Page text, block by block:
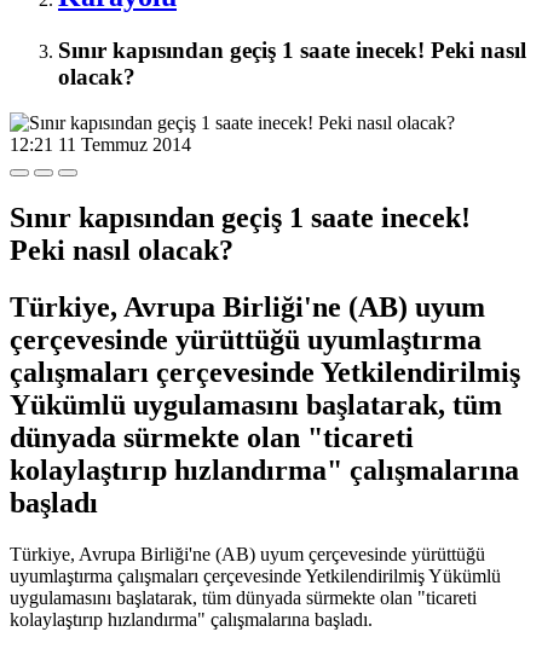
Sınır kapısından geçiş 1 saate inecek! Peki nasıl
olacak?
12:21 11 Temmuz 2014
Sınır kapısından geçiş 1 saate inecek!
Peki nasıl olacak?
Türkiye, Avrupa Birliği'ne (AB) uyum
çerçevesinde yürüttüğü uyumlaştırma
çalışmaları çerçevesinde Yetkilendirilmiş
Yükümlü uygulamasını başlatarak, tüm
dünyada sürmekte olan "ticareti
kolaylaştırıp hızlandırma" çalışmalarına
başladı
Türkiye, Avrupa Birliği'ne (AB) uyum çerçevesinde yürüttüğü
uyumlaştırma çalışmaları çerçevesinde Yetkilendirilmiş Yükümlü
uygulamasını başlatarak, tüm dünyada sürmekte olan "ticareti
kolaylaştırıp hızlandırma" çalışmalarına başladı.